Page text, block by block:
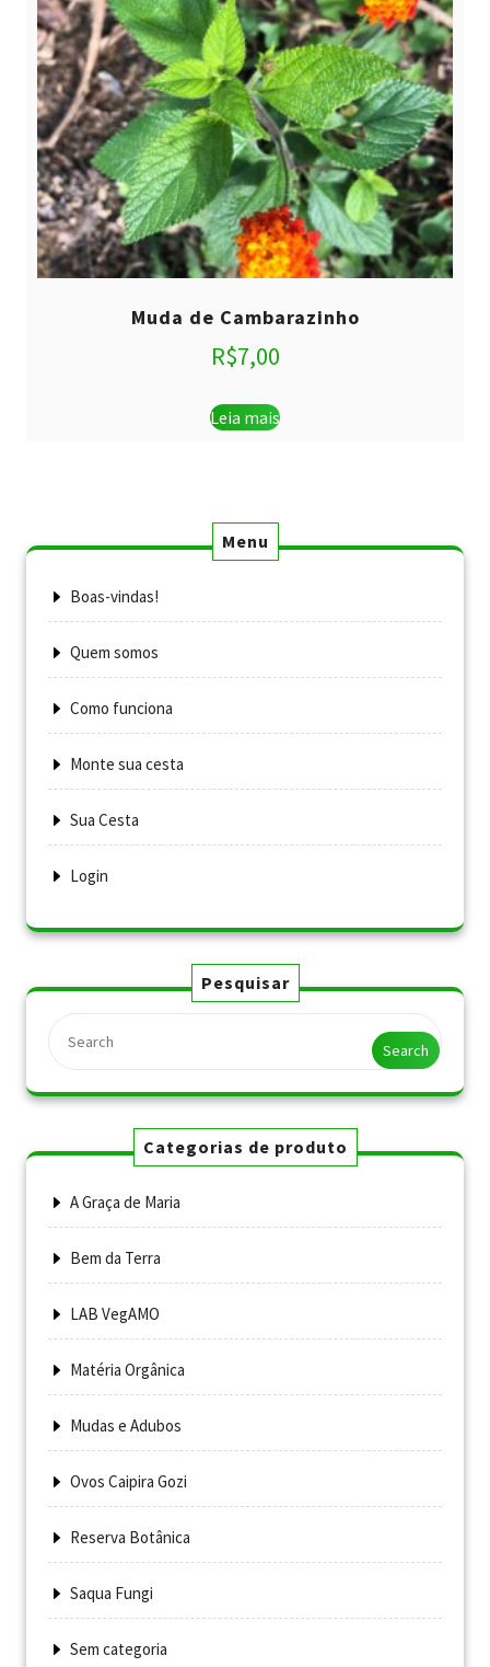
Muda de Cambarazinho
R$7,00
Leia mais
Menu
Boas-vindas!
Quem somos
Como funciona
Monte sua cesta
Sua Cesta
Login
Pesquisar
Search
Categorias de produto
A Graça de Maria
Bem da Terra
LAB VegAMO
Matéria Orgânica
Mudas e Adubos
Ovos Caipira Gozi
Reserva Botânica
Saqua Fungi
Sem categoria